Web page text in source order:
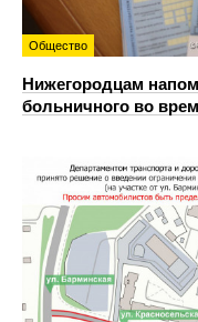
Общество
Нижегородцам
больничного во